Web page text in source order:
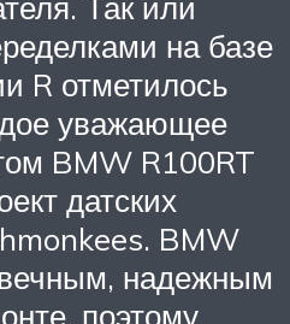
на базе
R отметилось
уважающее
BMW R100RT
датских
BMW
надежным
поэтому